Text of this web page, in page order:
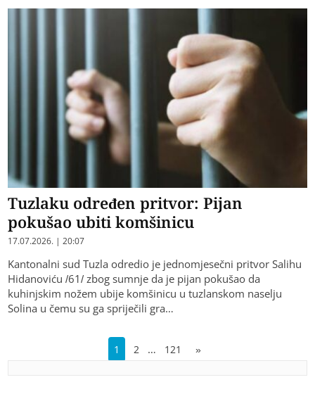
Tuzlaku određen pritvor: Pijan
pokušao ubiti komšinicu
17.07.2026. | 20:07
Kantonalni sud Tuzla odredio je jednomjesečni pritvor Salihu
Hidanoviću /61/ zbog sumnje da je pijan pokušao da
kuhinjskim nožem ubije komšinicu u tuzlanskom naselju
Solina u čemu su ga spriječili gra…
1 2 … 121 »